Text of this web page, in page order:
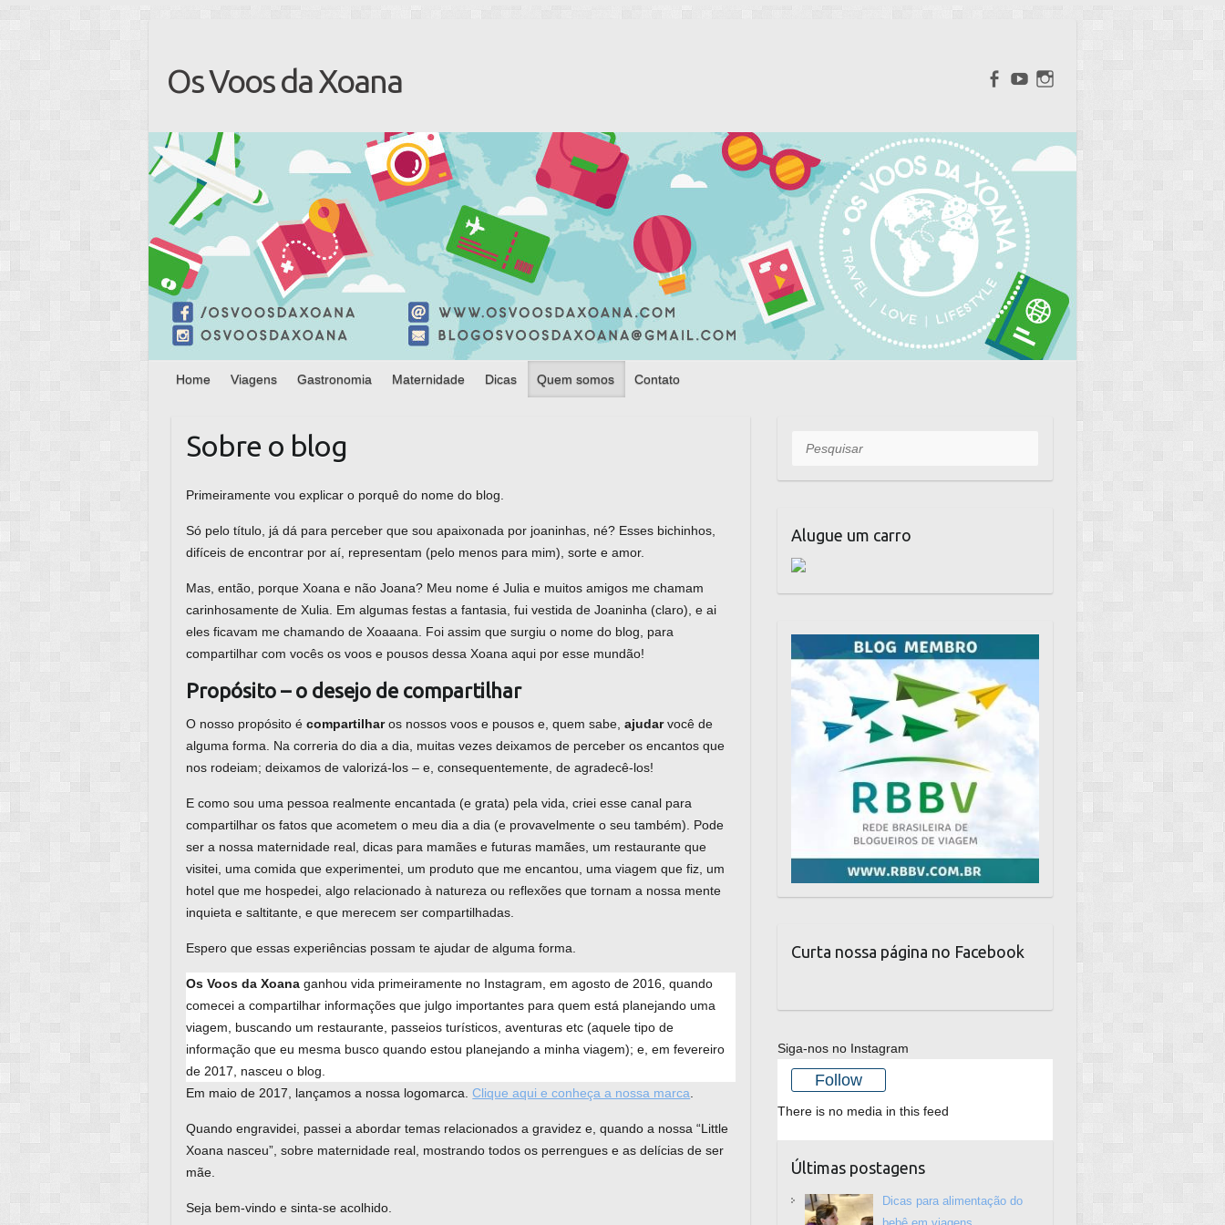
Os Voos da Xoana
Home Viagens Gastronomia Maternidade Dicas Quem somos Contato
Sobre o blog
Primeiramente vou explicar o porquê do nome do blog.
Só pelo título, já dá para perceber que sou apaixonada por joaninhas, né? Esses bichinhos,
difíceis de encontrar por aí, representam (pelo menos para mim), sorte e amor.
Mas, então, porque Xoana e não Joana? Meu nome é Julia e muitos amigos me chamam
carinhosamente de Xulia. Em algumas festas a fantasia, fui vestida de Joaninha (claro), e ai
eles ficavam me chamando de Xoaaana. Foi assim que surgiu o nome do blog, para
compartilhar com vocês os voos e pousos dessa Xoana aqui por esse mundão!
Propósito – o desejo de compartilhar
O nosso propósito écompartilharos nossos voos e pousos e, quem sabe,ajudarvocê de
alguma forma. Na correria do dia a dia, muitas vezes deixamos de perceber os encantos que
nos rodeiam; deixamos de valorizá-los – e, consequentemente, de agradecê-los!
E como sou uma pessoa realmente encantada (e grata) pela vida, criei esse canal para
compartilhar os fatos que acometem o meu dia a dia (e provavelmente o seu também). Pode
ser a nossa maternidade real, dicas para mamães e futuras mamães, um restaurante que
visitei, uma comida que experimentei, um produto que me encantou, uma viagem que fiz, um
hotel que me hospedei, algo relacionado à natureza ou reflexões que tornam a nossa mente
inquieta e saltitante, e que merecem ser compartilhadas.
Espero que essas experiências possam te ajudar de alguma forma.
Os Voos da Xoana ganhou vida primeiramente no Instagram, em agosto de 2016, quando
comecei a compartilhar informações que julgo importantes para quem está planejando uma
viagem, buscando um restaurante, passeios turísticos, aventuras etc (aquele tipo de
informação que eu mesma busco quando estou planejando a minha viagem); e, em fevereiro
de 2017, nasceu o blog.
Em maio de 2017, lançamos a nossa logomarca.Clique aqui e conheça a nossa marca
Quando engravidei, passei a abordar temas relacionados a gravidez e, quando a nossa “Little
Xoana nasceu”, sobre maternidade real, mostrando todos os perrengues e as delícias de ser
mãe.
Seja bem-vindo e sinta-se acolhido.
Pesquisar
Alugue um carro
Curta nossa página no Facebook
Siga-nos no Instagram
Follow
There is no media in this feed
Últimas postagens
Dicas para alimentação do